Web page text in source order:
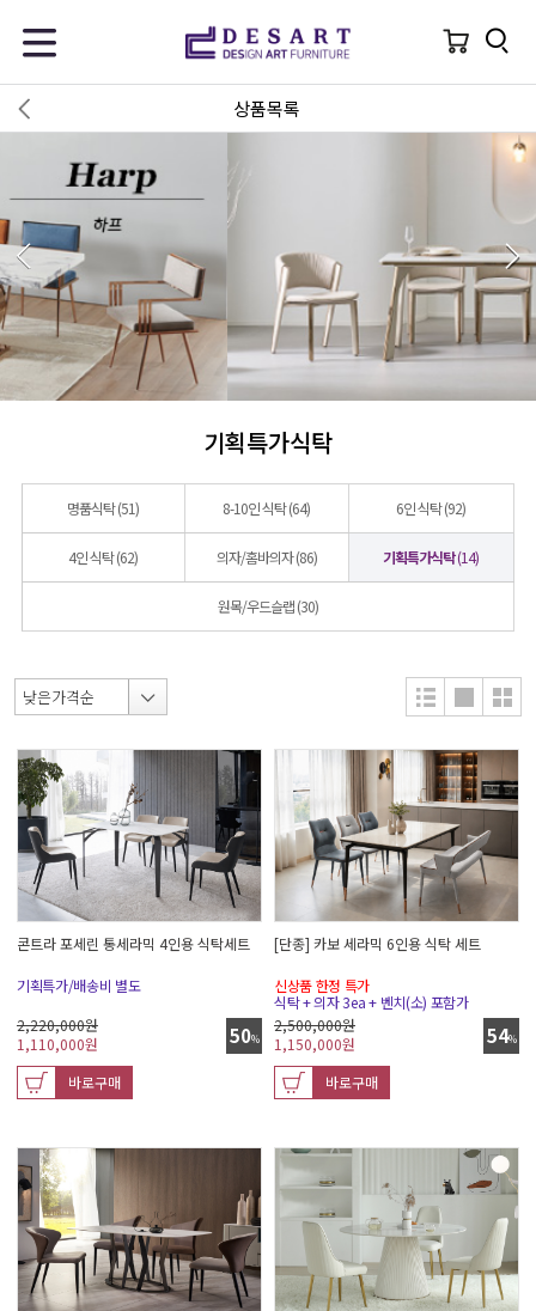
상품목록
기획특가식탁
명품식탁(51) 8-10인 식탁(64) 6인 식탁(92)
4인 식탁(62) 의자/홈바의자(86) 기획특가식탁(14)
원목/우드슬랩(30)
콘트라 포세린 통세라믹 4인용 식탁세트
기획특가/배송비 별도
50%
2,220,000원
1,110,000원
바로구매
[단종] 카보 세라믹 6인용 식탁 세트
신상품 한정 특가
식탁 + 의자 3ea + 벤치(소) 포함가
54%
2,500,000원
1,150,000원
바로구매